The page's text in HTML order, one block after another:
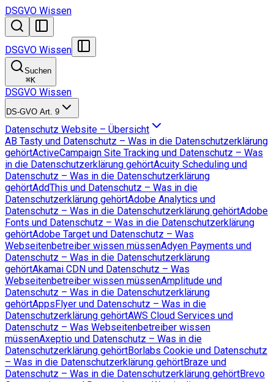
DSGVO Wissen
DSGVO Wissen
Suchen
⌘K
DSGVO Wissen
DS-GVO Art. 9
Datenschutz Website – Übersicht
AB Tasty und Datenschutz – Was in die Datenschutzerklärung
gehörtActiveCampaign Site Tracking und Datenschutz – Was
in die Datenschutzerklärung gehörtAcuity Scheduling und
Datenschutz – Was in die Datenschutzerklärung
gehörtAddThis und Datenschutz – Was in die
Datenschutzerklärung gehörtAdobe Analytics und
Datenschutz – Was in die Datenschutzerklärung gehörtAdobe
Fonts und Datenschutz – Was in die Datenschutzerklärung
gehörtAdobe Target und Datenschutz – Was
Webseitenbetreiber wissen müssenAdyen Payments und
Datenschutz – Was in die Datenschutzerklärung
gehörtAkamai CDN und Datenschutz – Was
Webseitenbetreiber wissen müssenAmplitude und
Datenschutz – Was in die Datenschutzerklärung
gehörtAppsFlyer und Datenschutz – Was in die
Datenschutzerklärung gehörtAWS Cloud Services und
Datenschutz – Was Webseitenbetreiber wissen
müssenAxeptio und Datenschutz – Was in die
Datenschutzerklärung gehörtBorlabs Cookie und Datenschutz
– Was in die Datenschutzerklärung gehörtBraze und
Datenschutz – Was in die Datenschutzerklärung gehörtBrevo